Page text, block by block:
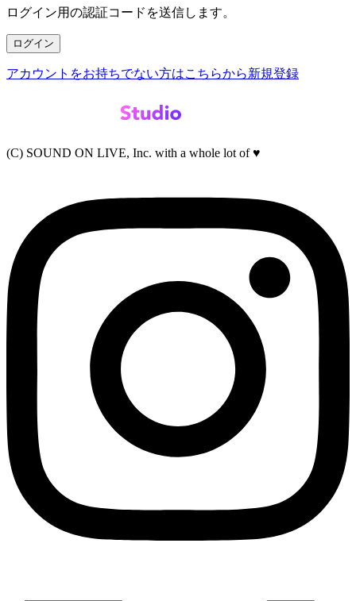
ログイン用の認証コードを送信します。
ログイン
アカウントをお持ちでない方はこちらから新規登録
(C) SOUND ON LIVE, Inc. with a whole lot of ♥